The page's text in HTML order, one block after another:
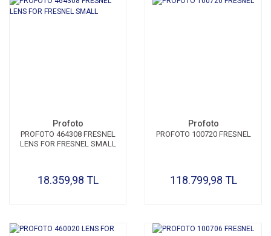
Profoto
PROFOTO 464308 FRESNEL
LENS FOR FRESNEL SMALL
18.359,98 TL
Profoto
PROFOTO 100720 FRESNEL
118.799,98 TL